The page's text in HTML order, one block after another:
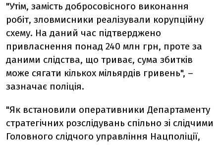
"Утім, замість добросовісного виконання
робіт, зловмисники реалізували корупційну
схему. На даний час підтверджено
привласнення понад 240 млн грн, проте за
даними слідства, що триває, сума збитків
може сягати кількох мільярдів гривень", –
зазначає поліція.
"Як встановили оперативники Департаменту
стратегічних розслідувань спільно зі слідчими
Головного слідчого управління Нацполіції,